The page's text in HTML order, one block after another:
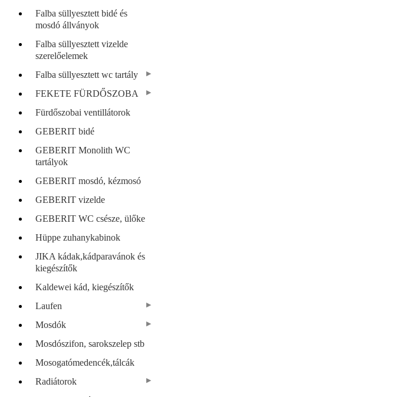
Falba süllyesztett bidé és
mosdó állványok
Falba süllyesztett vizelde
szerelőelemek
Falba süllyesztett wc tartály
FEKETE FÜRDŐSZOBA
Fürdőszobai ventillátorok
GEBERIT bidé
GEBERIT Monolith WC
tartályok
GEBERIT mosdó, kézmosó
GEBERIT vizelde
GEBERIT WC csésze, ülőke
Hüppe zuhanykabinok
JIKA kádak,kádparavánok és
kiegészítők
Kaldewei kád, kiegészítők
Laufen
Mosdók
Mosdószifon, sarokszelep stb
Mosogatómedencék,tálcák
Radiátorok